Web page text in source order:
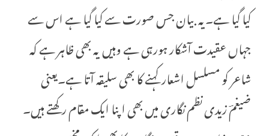
کیا گیا ہے۔یہ بیان جس صورت سے کیا گیا ہے اس سے
جہاں عقیدت آشکار ہورہی ہے وہیں یہ بھی ظاہر ہے کہ
شاعر کو مسلسل اشعار کہنے کا بھی سلیقہ آتا ہے۔یعنی
ضیغمؔ زیدی نظم نگاری میں بھی اپنا ایک مقام رکھتے ہیں۔